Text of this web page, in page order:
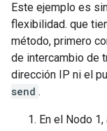
Este ejemplo es
flexibilidad. que
método, primero
de intercambio de
dirección IP ni el
send .
En el Nodo